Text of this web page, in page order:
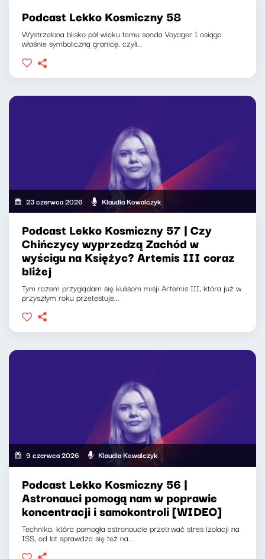
Podcast Lekko Kosmiczny 58
Wystrzelona blisko pół wieku temu sonda Voyager 1 osiąga
właśnie symboliczną granicę, czyli...
23 czerwca 2026 Klaudia Kowalczyk
Podcast Lekko Kosmiczny 57 | Czy
Chińczycy wyprzedzą Zachód w
wyścigu na Księżyc? Artemis III coraz
bliżej
Tym razem przyglądam się kulisom misji Artemis III, która już w
przyszłym roku przetestuje...
9 czerwca 2026 Klaudia Kowalczyk
Podcast Lekko Kosmiczny 56 |
Astronauci pomogą nam w poprawie
koncentracji i samokontroli [WIDEO]
Technika, która pomogła astronaucie przetrwać stres izolacji na
ISS, od lat sprawdza się też na...